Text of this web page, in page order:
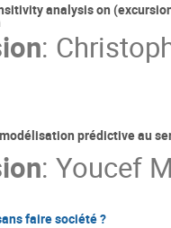
analysis on
:
prédictive au
: Youcef
faire société ?